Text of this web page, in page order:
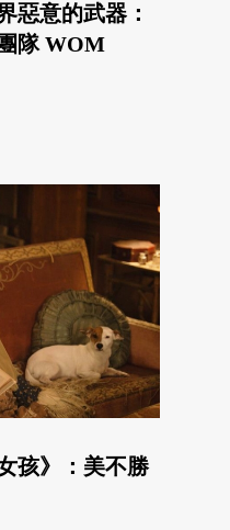
惡意的武器：
隊 WOM
孩》：美不勝